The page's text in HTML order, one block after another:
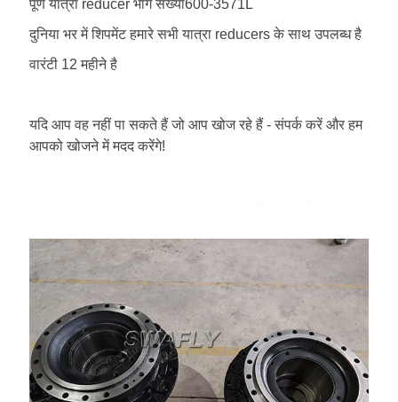
पूर्ण यात्रा reducer भाग संख्या600-3571L
दुनिया भर में शिपमेंट हमारे सभी यात्रा reducers के साथ उपलब्ध है
वारंटी 12 महीने है
यदि आप वह नहीं पा सकते हैं जो आप खोज रहे हैं - संपर्क करें और हम
आपको खोजने में मदद करेंगे!